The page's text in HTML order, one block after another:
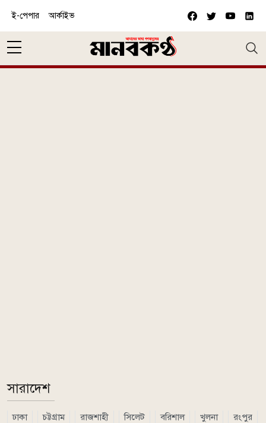
ই-পেপার আর্কাইভ
সারাদেশ
ঢাকা চট্টগ্রাম রাজশাহী সিলেট বরিশাল খুলনা রংপুর